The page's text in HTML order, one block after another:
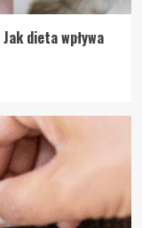
dieta wpływa